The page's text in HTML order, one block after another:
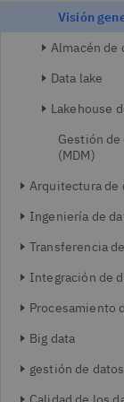
Visión
Almacén de
Data lake
Lakehouse
Gestión
(MDM)
Arquitectura de
Ingeniería de
Transferencia
Integración de
Procesamiento
Big data
gestión de